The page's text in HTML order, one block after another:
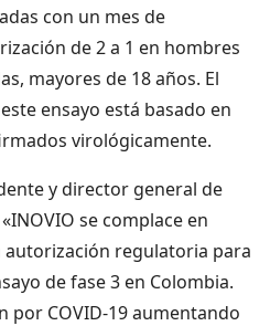
con un mes de
de 2 a 1 en hombres
mayores de 18 años. El
ensayo está basado en
virológicamente.
y director general de
se complace en
regulatoria para
de fase 3 en Colombia.
por COVID-19 aumentando